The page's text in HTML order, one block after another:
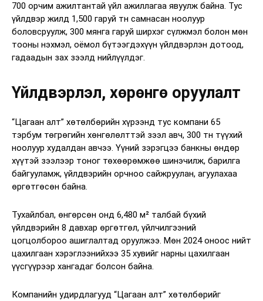
700 орчим ажилтантай үйл ажиллагаа явуулж байна. Тус
үйлдвэр жилд 1,500 гаруй тн самнасан ноолуур
боловсруулж, 300 мянга гаруй ширхэг сүлжмэл болон мөн
тооны нэхмэл, оёмол бүтээгдэхүүн үйлдвэрлэн дотоод,
гадаадын зах зээлд нийлүүлдэг.
Үйлдвэрлэл, хөрөнгө оруулалт
“Цагаан алт” хөтөлбөрийн хүрээнд тус компани 65
тэрбум төгрөгийн хөнгөлөлттэй зээл авч, 300 тн түүхий
ноолуур худалдан авчээ. Үүний зэрэгцээ банкны өндөр
хүүтэй зээлээр тоног төхөөрөмжөө шинэчилж, барилга
байгууламж, үйлдвэрийн орчноо сайжруулан, агуулахаа
өргөтгөсөн байна.
Тухайлбал, өнгөрсөн онд 6,480 м² талбай бүхий
үйлдвэрийн 8 давхар өргөтгөл, үйлчилгээний
цогцолбороо ашиглалтад оруулжээ. Мөн 2024 оноос нийт
цахилгаан хэрэглээнийхээ 35 хувийг нарны цахилгаан
үүсгүүрээр хангадаг болсон байна.
Компанийн удирдлагууд “Цагаан алт” хөтөлбөрийг